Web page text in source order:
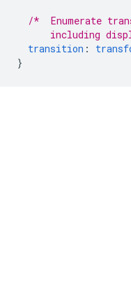
/*  Enumerate
including
transition :
}